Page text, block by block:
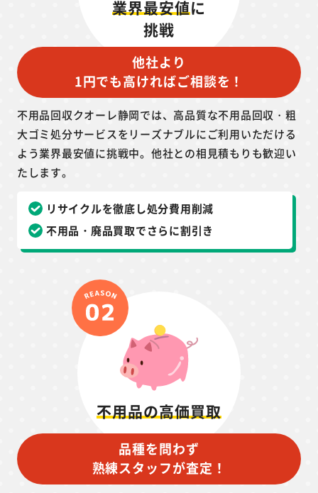
業界最安値に
挑戦
他社より
1円でも高ければご相談を！
不用品回収クオーレ静岡では、高品質な不用品回収・粗
大ゴミ処分サービスをリーズナブルにご利用いただける
よう業界最安値に挑戦中。他社との相見積もりも歓迎い
たします。
リサイクルを徹底し処分費用削減
不用品・廃品買取でさらに割引き
不用品の高価買取
品種を問わず
熟練スタッフが査定！